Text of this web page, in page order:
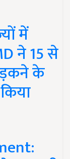
में
ने 15 से
के